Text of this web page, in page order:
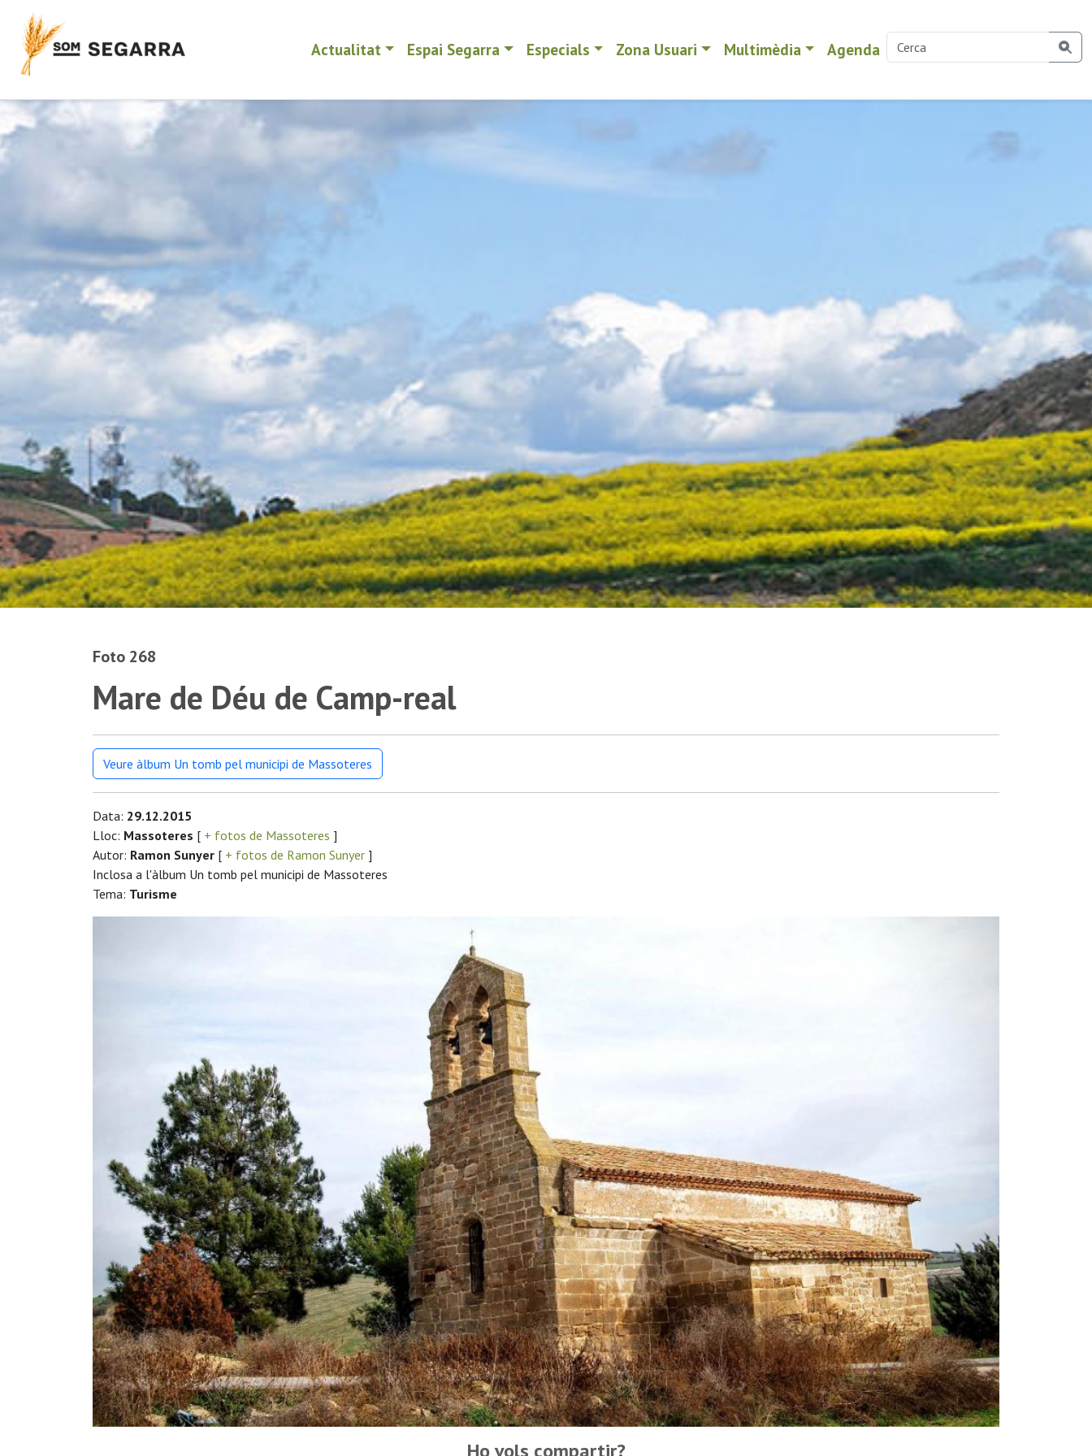
Actualitat Espai Segarra Especials Zona Usuari Multimèdia Agenda
Foto 268
Mare de Déu de Camp-real
Veure àlbum Un tomb pel municipi de Massoteres
Data: 29.12.2015
Lloc: Massoteres [ + fotos de Massoteres ]
Autor: Ramon Sunyer [ + fotos de Ramon Sunyer ]
Inclosa a l'àlbum Un tomb pel municipi de Massoteres
Tema: Turisme
Ho vols compartir?